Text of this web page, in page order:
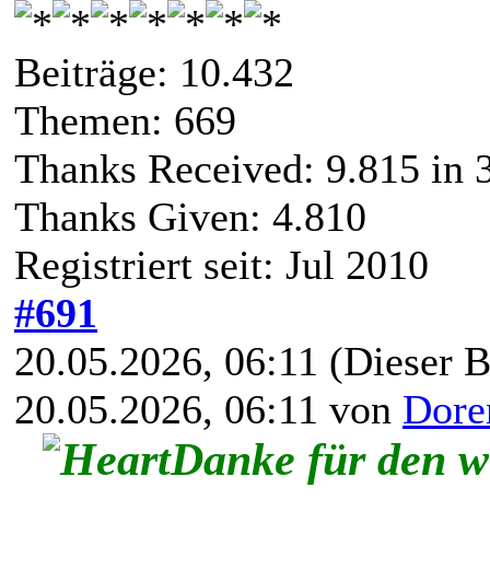
Beiträge: 10.432
Themen: 669
Thanks Received: 9.815 in
Thanks Given: 4.810
Registriert seit: Jul 2010
#691
20.05.2026, 06:11 (Dieser
20.05.2026, 06:11 von
Danke für den